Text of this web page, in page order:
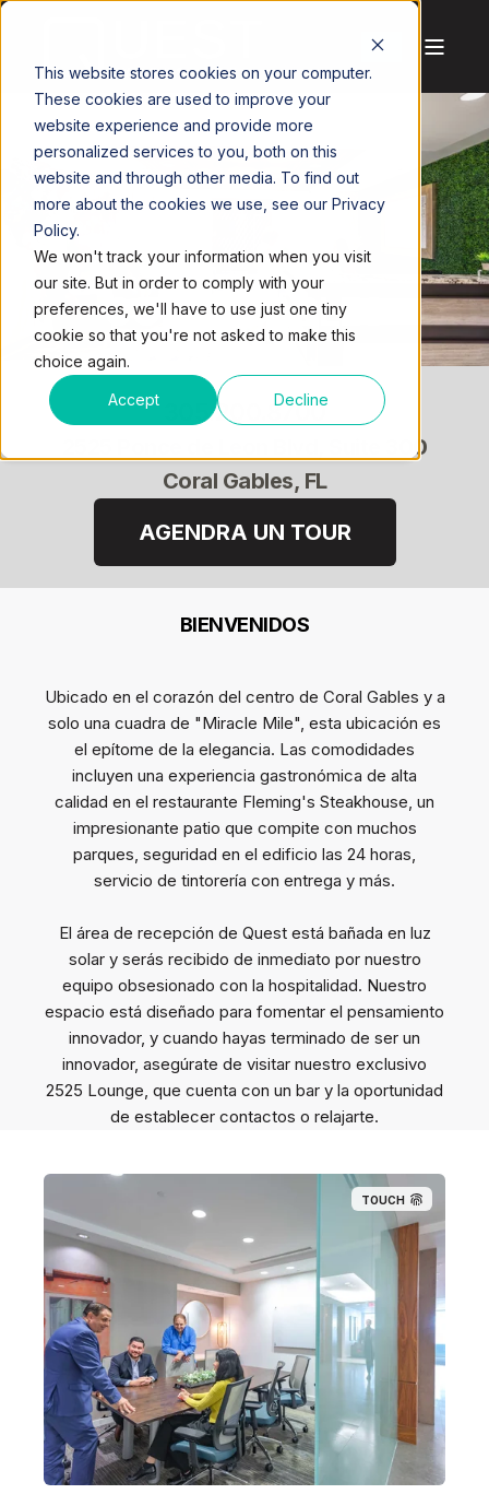
This website stores cookies on your computer.
These cookies are used to improve your
website experience and provide more
personalized services to you, both on this
website and through other media. To find out
more about the cookies we use, see our Privacy
Policy.
We won't track your information when you visit
our site. But in order to comply with your
preferences, we'll have to use just one tiny
cookie so that you're not asked to make this
choice again.
Accept Decline
CORAL GABLES
305.200.8700
2525 Ponce de Leon Blvd, Suite 300
Coral Gables, FL
AGENDRA UN TOUR
BIENVENIDOS
Ubicado en el corazón del centro de Coral Gables y a
solo una cuadra de "Miracle Mile", esta ubicación es
el epítome de la elegancia. Las comodidades
incluyen una experiencia gastronómica de alta
calidad en el restaurante Fleming's Steakhouse, un
impresionante patio que compite con muchos
parques, seguridad en el edificio las 24 horas,
servicio de tintorería con entrega y más.
El área de recepción de Quest está bañada en luz
solar y serás recibido de inmediato por nuestro
equipo obsesionado con la hospitalidad. Nuestro
espacio está diseñado para fomentar el pensamiento
innovador, y cuando hayas terminado de ser un
innovador, asegúrate de visitar nuestro exclusivo
2525 Lounge, que cuenta con un bar y la oportunidad
de establecer contactos o relajarte.
TOUCH